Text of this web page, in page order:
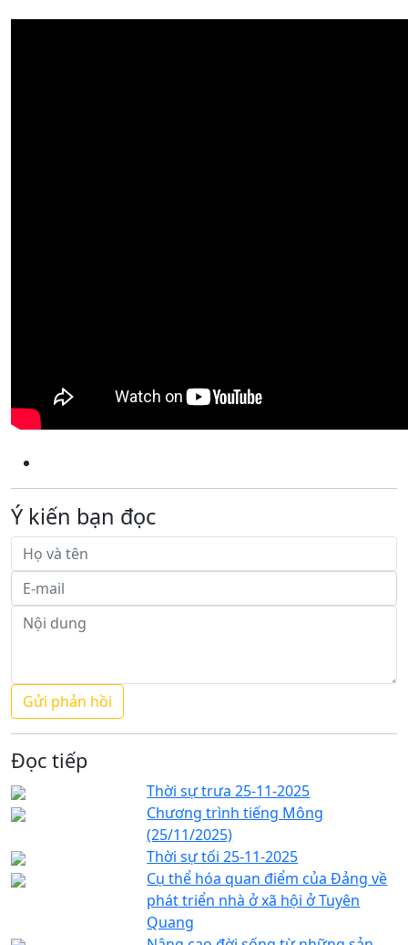
Ý kiến bạn đọc
Đọc tiếp
Thời sự trưa 25-11-2025
Chương trình tiếng Mông
(25/11/2025)
Thời sự tối 25-11-2025
Cụ thể hóa quan điểm của Đảng về
phát triển nhà ở xã hội ở Tuyên
Quang